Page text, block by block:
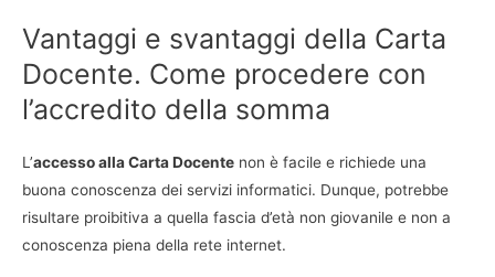
Vantaggi e svantaggi della Carta
Docente. Come procedere con
l’accredito della somma
L’accesso alla Carta Docente non è facile e richiede una
buona conoscenza dei servizi informatici. Dunque, potrebbe
risultare proibitiva a quella fascia d’età non giovanile e non a
conoscenza piena della rete internet.